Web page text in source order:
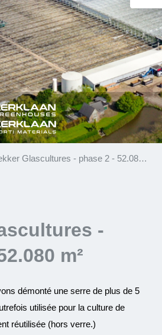
Glascultures - phase 2 - 52.080 m²
-
m²
démonté une serre de plus de 5
utilisée pour la culture de
réutilisée (hors verre.)